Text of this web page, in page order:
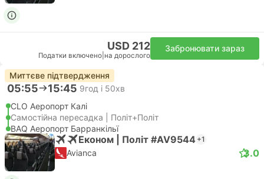
USD 212
Податки включено на дорослого
Забронювати зараз
Миттєве підтвердження
05:55 15:45 9год і 50хв
CLO Аеропорт Калі
Самостійна пересадка | Політ+Політ
BAQ Аеропорт Барранкільї
Економ | Політ #AV9544 +1
Avianca 3.0